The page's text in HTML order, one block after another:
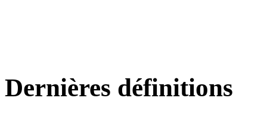
Dernières définitions